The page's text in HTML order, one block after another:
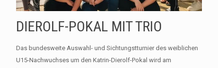
DIEROLF-POKAL MIT TRIO
Das bundesweite Auswahl- und Sichtungstturnier des weiblichen
U15-Nachwuchses um den Katrin-Dierolf-Pokal wird am